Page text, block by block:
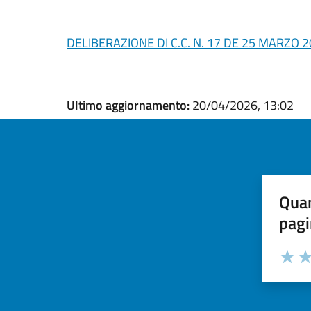
DELIBERAZIONE DI C.C. N. 17 DE 25 MARZO
Ultimo aggiornamento:20/04/2026, 13:02
Valuta